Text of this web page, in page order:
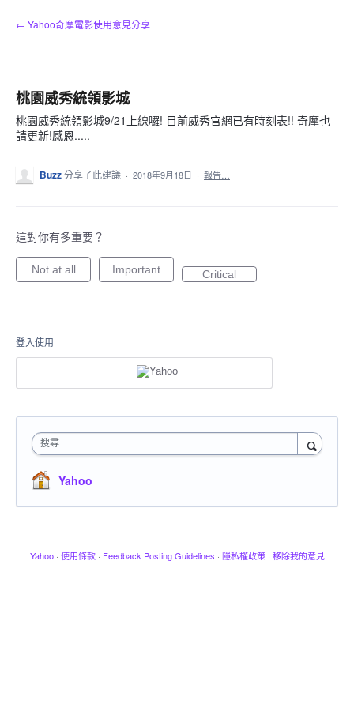
到
← Yahoo奇摩電影使用意見分享
桃園威秀統領影城
桃園威秀統領影城9/21上線囉! 目前威秀官網已有時刻表!! 奇摩也
請更新!感恩.....
Buzz分享了此建議 · 2018年9月18日 · 報告…
這對你有多重要？
Not at all Important Critical
登入使用
搜尋
Yahoo
Yahoo · 使用條款 · Feedback Posting Guidelines · 隱私權政策 · 移除我的意見